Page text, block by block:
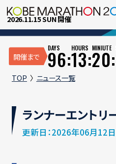
2026.11.15 SUN 開催
開催まで 96:
DAYS 13:
HOURS 20:
MINIUTE
TOP ニュース一覧
ランナーエントリ
更新日：2026年06月12日